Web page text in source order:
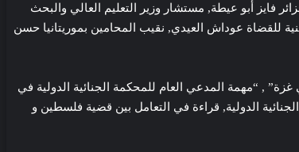
فايز أبو عيطة, مستشار وزير التعليم العالي والبحث
للقضاة عوداش العيدي, نقيب المحامين بموريتانيا حسن
, “مهمة المدعي العام للمحكمة الجنائية الدولية في
الدولية, قراءة في التعامل بين قضية فلسطين و